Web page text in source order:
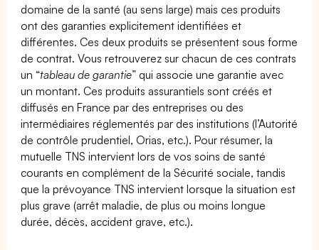
domaine de la santé (au sens large) mais ces produits
ont des garanties explicitement identifiées et
différentes. Ces deux produits se présentent sous forme
de contrat. Vous retrouverez sur chacun de ces contrats
un “tableau de garantie” qui associe une garantie avec
un montant. Ces produits assurantiels sont créés et
diffusés en France par des entreprises ou des
intermédiaires réglementés par des institutions (l’Autorité
de contrôle prudentiel, Orias, etc.). Pour résumer, la
mutuelle TNS intervient lors de vos soins de santé
courants en complément de la Sécurité sociale, tandis
que la prévoyance TNS intervient lorsque la situation est
plus grave (arrêt maladie, de plus ou moins longue
durée, décès, accident grave, etc.).